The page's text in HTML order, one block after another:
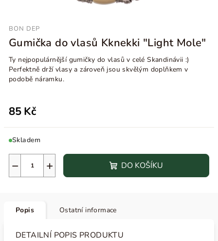
BON DEP
Gumička do vlasů Kknekki "Light Mole"
Ty nejpopulárnější gumičky do vlasů v celé Skandinávii :)
Perfektně drží vlasy a zároveň jsou skvělým doplňkem v
podobě náramku.
85 Kč
Skladem
+
− DO KOŠÍKU
Popis Ostatní informace
DETAILNÍ POPIS PRODUKTU